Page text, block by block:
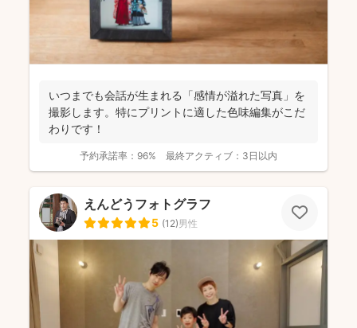
いつまでも会話が生まれる「感情が溢れた写真」を
撮影します。特にプリントに適した色味編集がこだ
わりです！
予約承諾率： 96% 最終アクティブ： 3日以内
えんどうフォトグラフ
5 (12)男性